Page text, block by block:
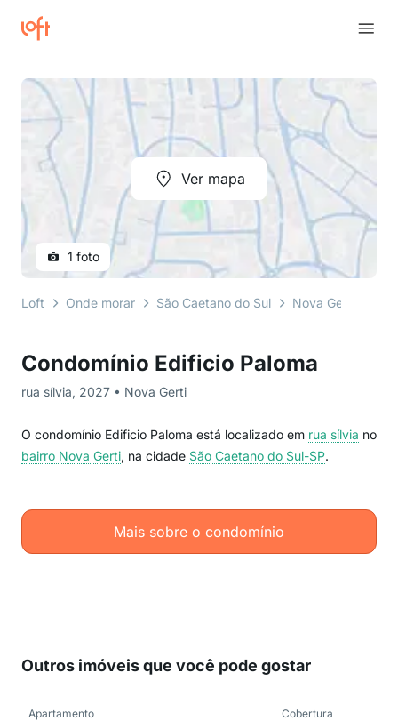
Condomínio Edificio Paloma
rua sílvia, 2027 • Nova Gerti
O condomínio Edificio Paloma está localizado em rua sílvia no
bairro Nova Gerti, na cidade São Caetano do Sul-SP.
Mais sobre o condomínio
Ver mapa
1 foto
Loft Onde morar São Caetano do Sul Nova Gerti
Outros imóveis que você pode gostar
Apartamento Cobertura